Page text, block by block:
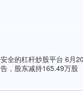
安全的杠杆炒股平台 6月
告，股东减持165.49万股